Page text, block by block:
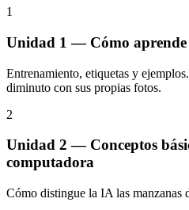
1
Unidad 1 — Cómo aprende
Entrenamiento, etiquetas y
diminuto con sus propias fotos.
2
Unidad 2 — Conceptos
computadora
Cómo distingue la IA las